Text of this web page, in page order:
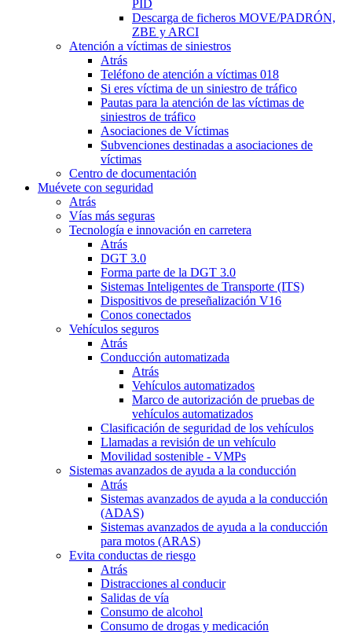
PID
Descarga de ficheros MOVE/PADRÓN,
ZBE y ARCI
Atención a víctimas de siniestros
Atrás
Teléfono de atención a víctimas 018
Si eres víctima de un siniestro de tráfico
Pautas para la atención de las víctimas de
siniestros de tráfico
Asociaciones de Víctimas
Subvenciones destinadas a asociaciones de
víctimas
Centro de documentación
Muévete con seguridad
Atrás
Vías más seguras
Tecnología e innovación en carretera
Atrás
DGT 3.0
Forma parte de la DGT 3.0
Sistemas Inteligentes de Transporte (ITS)
Dispositivos de preseñalización V16
Conos conectados
Vehículos seguros
Atrás
Conducción automatizada
Atrás
Vehículos automatizados
Marco de autorización de pruebas de
vehículos automatizados
Clasificación de seguridad de los vehículos
Llamadas a revisión de un vehículo
Movilidad sostenible - VMPs
Sistemas avanzados de ayuda a la conducción
Atrás
Sistemas avanzados de ayuda a la conducción
(ADAS)
Sistemas avanzados de ayuda a la conducción
para motos (ARAS)
Evita conductas de riesgo
Atrás
Distracciones al conducir
Salidas de vía
Consumo de alcohol
Consumo de drogas y medicación